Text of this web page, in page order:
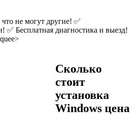
не могут другие! ✅
✅ Бесплатная диагностика и выезд!
Сколько
стоит
установка
Windows цена